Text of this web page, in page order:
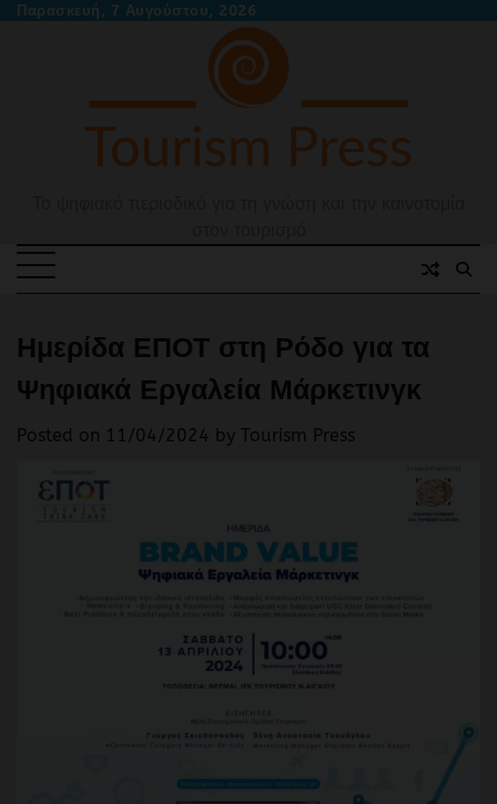
SkipΠαρασκευή, 7 Αυγούστου, 2026
Ημερίδα ΕΠΟΤ στη Ρόδο για τα
Ψηφιακά Εργαλεία Μάρκετινγκ
Posted on 11/04/2024 by Tourism Press